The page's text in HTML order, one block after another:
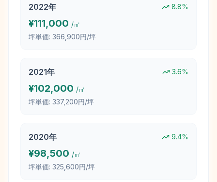
2022年 8.8%
¥111,000 /㎡
坪単価: 366,900円/坪
2021年 3.6%
¥102,000 /㎡
坪単価: 337,200円/坪
2020年 9.4%
¥98,500 /㎡
坪単価: 325,600円/坪